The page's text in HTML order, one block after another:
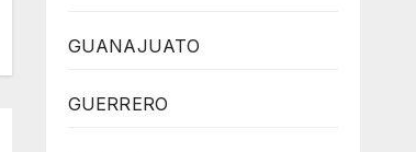
GUANAJUATO
GUERRERO